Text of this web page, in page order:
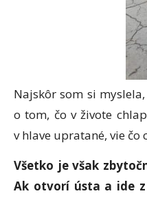
Najskôr som si
o tom, čo v živote
v hlave upratané, vie čo
Všetko je však
Ak otvorí ústa a ide